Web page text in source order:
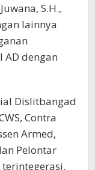
S.H.,
lainnya
dengan
Dislitbangad
Contra
Armed,
Pelontar